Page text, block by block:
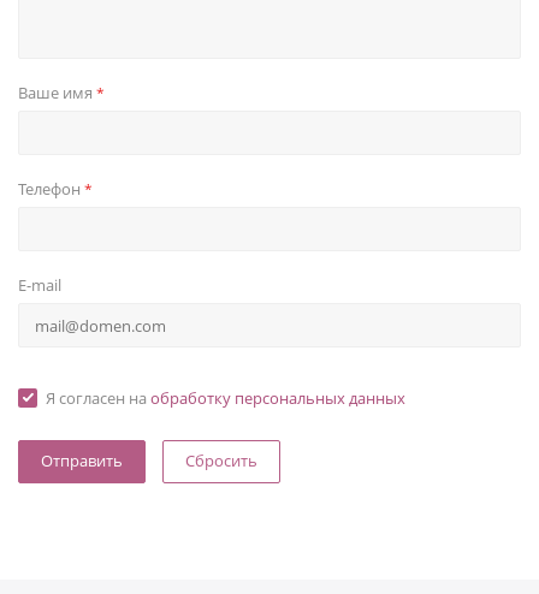
Ваше имя *
Телефон *
E-mail
Я согласен на обработку персональных данных
Сбросить